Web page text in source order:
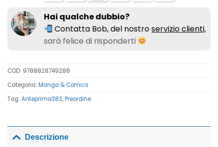
Hai qualche dubbio?
Contatta Bob, del nostroservizio clienti,
sarà felice di risponderti
COD: 9788828749288
Categoria: Manga & Comics
Tag: Anteprima382,Preordine
Descrizione